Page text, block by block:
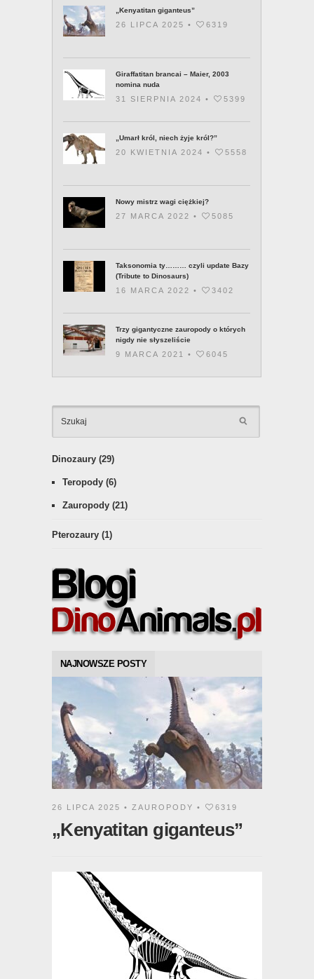
„Kenyatitan giganteus”
26 LIPCA 2025 • 6319
Giraffatitan brancai – Maier, 2003
nomina nuda
31 SIERPNIA 2024 • 5399
„Umarł król, niech żyje król?”
20 KWIETNIA 2024 • 5558
Nowy mistrz wagi ciężkiej?
27 MARCA 2022 • 5085
Taksonomia ty……… czyli update Bazy
(Tribute to Dinosaurs)
16 MARCA 2022 • 3402
Trzy gigantyczne zauropody o których
nigdy nie słyszeliście
9 MARCA 2021 • 6045
Dinozaury (29)
Teropody (6)
Zauropody (21)
Pterozaury (1)
NAJNOWSZE POSTY
26 LIPCA 2025 • ZAUROPODY • 6319
„Kenyatitan giganteus”